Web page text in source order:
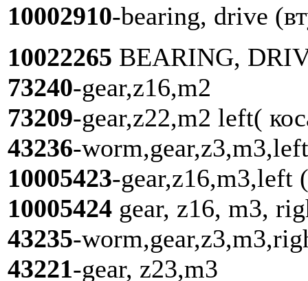
10002910-bearing, drive
10022265 BEARING,
73240-gear,z16,m2
73209-gear,z22,m2 left(
43236-
10005423-gear,z16,m3,left
10005424 gear, z16, m3,
43235-
43221-gear, z23,m3